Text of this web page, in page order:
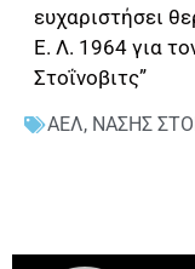
ευχαριστήσει
Ε. Λ. 1964 για
Στοΐνοβιτς”
ΑΕΛ, ΝΑΣΗΣ